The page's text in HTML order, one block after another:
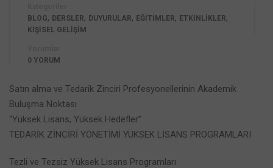
BLOG, DERSLER, DUYURULAR, EĞİTİMLER, ETKİNLİKLER,
KİŞİSEL GELİŞİM
0 YORUM
Satın alma ve Tedarik Zinciri Profesyonellerinin Akademik
Buluşma Noktası
“Yüksek Lisans, Yüksek Hedefler”
TEDARİK ZİNCİRİ YÖNETİMİ YÜKSEK LİSANS PROGRAMLARI
Tezli ve Tezsiz Yüksek Lisans Programları